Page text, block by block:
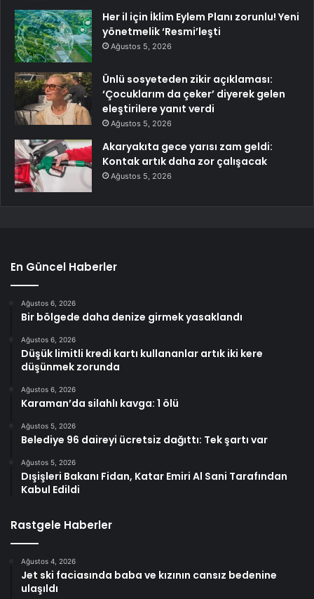
Her il için İklim Eylem Planı zorunlu! Yeni
yönetmelik ‘Resmi’leşti
Ağustos 5, 2026
Ünlü sosyeteden zikir açıklaması:
‘Çocuklarım da çeker’ diyerek gelen
eleştirilere yanıt verdi
Ağustos 5, 2026
Akaryakıta gece yarısı zam geldi:
Kontak artık daha zor çalışacak
Ağustos 5, 2026
En Güncel Haberler
Ağustos 6, 2026
Bir bölgede daha denize girmek yasaklandı
Ağustos 6, 2026
Düşük limitli kredi kartı kullananlar artık iki kere
düşünmek zorunda
Ağustos 6, 2026
Karaman’da silahlı kavga: 1 ölü
Ağustos 5, 2026
Belediye 96 daireyi ücretsiz dağıttı: Tek şartı var
Ağustos 5, 2026
Dışişleri Bakanı Fidan, Katar Emiri Al Sani Tarafından
Kabul Edildi
Rastgele Haberler
Ağustos 4, 2026
Jet ski faciasında baba ve kızının cansız bedenine
ulaşıldı